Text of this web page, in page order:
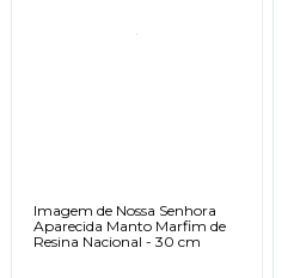
Imagem de Nossa Senhora
Aparecida Manto Marfim de
Resina Nacional - 30 cm